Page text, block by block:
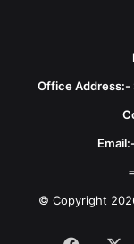
Office Address:-
© Copyright